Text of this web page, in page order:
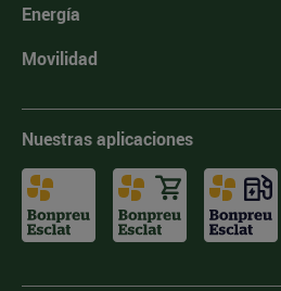
Energía
Movilidad
Nuestras aplicaciones